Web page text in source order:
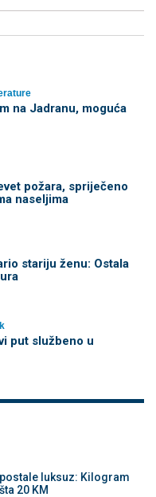
na Jadranu, moguća
požara, spriječeno
naseljima
stariju ženu: Ostala
put službeno u
luksuz: Kilogram
20 KM